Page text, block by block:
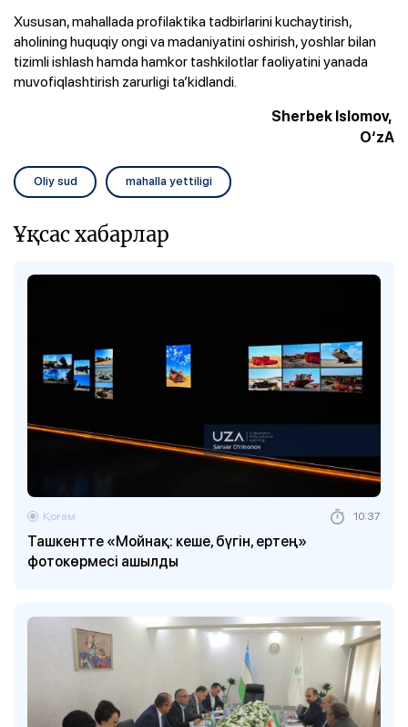
Xususan, mahallada profilaktika tadbirlarini kuchaytirish,
aholining huquqiy ongi va madaniyatini oshirish, yoshlar bilan
tizimli ishlash hamda hamkor tashkilotlar faoliyatini yanada
muvofiqlashtirish zarurligi ta’kidlandi.
Sherbek Islomov,
O‘zA
Oliy sud mahalla yettiligi
Ұқсас хабарлар
Ташкентте «Мойнақ: кеше, бүгін, ертең»
фотокөрмесі ашылды
Қоғам 10:37